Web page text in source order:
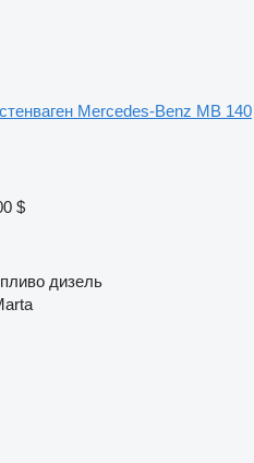
Mercedes-Benz MB 140
$
дизель